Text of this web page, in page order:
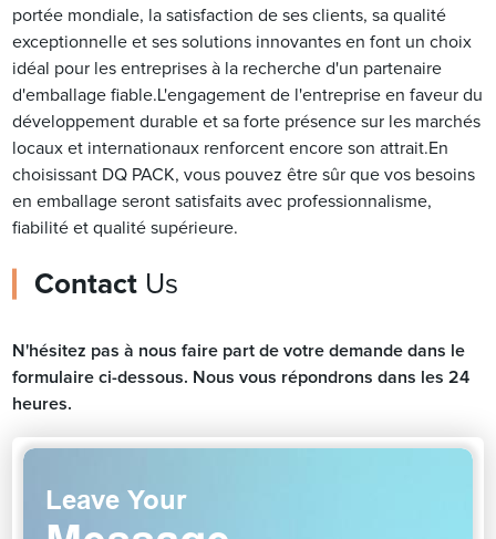
portée mondiale, la satisfaction de ses clients, sa qualité
exceptionnelle et ses solutions innovantes en font un choix
idéal pour les entreprises à la recherche d'un partenaire
d'emballage fiable.L'engagement de l'entreprise en faveur du
développement durable et sa forte présence sur les marchés
locaux et internationaux renforcent encore son attrait.En
choisissant DQ PACK, vous pouvez être sûr que vos besoins
en emballage seront satisfaits avec professionnalisme,
fiabilité et qualité supérieure.
Contact Us
N'hésitez pas à nous faire part de votre demande dans le
formulaire ci-dessous. Nous vous répondrons dans les 24
heures.